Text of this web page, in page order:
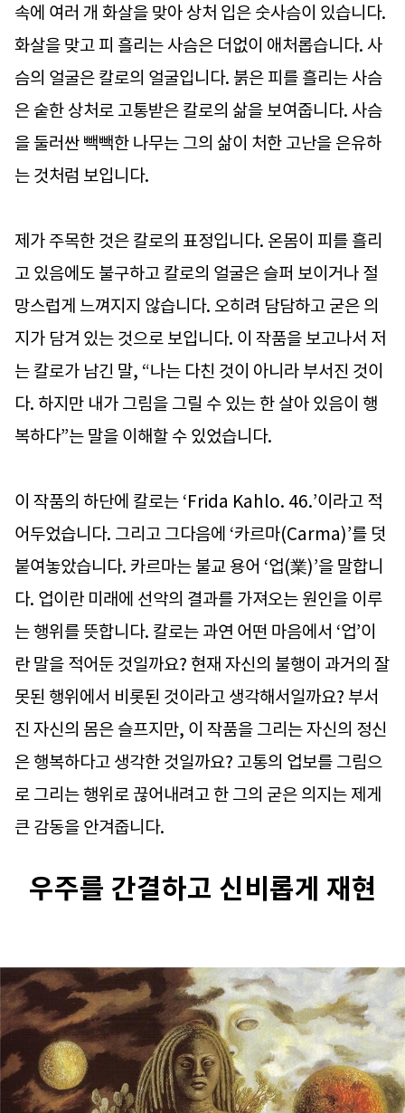
속에 여러 개 화살을 맞아 상처 입은 숫사슴이 있습니다.
화살을 맞고 피 흘리는 사슴은 더없이 애처롭습니다. 사
슴의 얼굴은 칼로의 얼굴입니다. 붉은 피를 흘리는 사슴
은 숱한 상처로 고통받은 칼로의 삶을 보여줍니다. 사슴
을 둘러싼 빽빽한 나무는 그의 삶이 처한 고난을 은유하
는 것처럼 보입니다.
제가 주목한 것은 칼로의 표정입니다. 온몸이 피를 흘리
고 있음에도 불구하고 칼로의 얼굴은 슬퍼 보이거나 절
망스럽게 느껴지지 않습니다. 오히려 담담하고 굳은 의
지가 담겨 있는 것으로 보입니다. 이 작품을 보고나서 저
는 칼로가 남긴 말, “나는 다친 것이 아니라 부서진 것이
다. 하지만 내가 그림을 그릴 수 있는 한 살아 있음이 행
복하다”는 말을 이해할 수 있었습니다.
이 작품의 하단에 칼로는 ‘Frida Kahlo. 46.’이라고 적
어두었습니다. 그리고 그다음에 ‘카르마(Carma)’를 덧
붙여놓았습니다. 카르마는 불교 용어 ‘업(業)’을 말합니
다. 업이란 미래에 선악의 결과를 가져오는 원인을 이루
는 행위를 뜻합니다. 칼로는 과연 어떤 마음에서 ‘업’이
란 말을 적어둔 것일까요? 현재 자신의 불행이 과거의 잘
못된 행위에서 비롯된 것이라고 생각해서일까요? 부서
진 자신의 몸은 슬프지만, 이 작품을 그리는 자신의 정신
은 행복하다고 생각한 것일까요? 고통의 업보를 그림으
로 그리는 행위로 끊어내려고 한 그의 굳은 의지는 제게
큰 감동을 안겨줍니다.
우주를 간결하고 신비롭게 재현